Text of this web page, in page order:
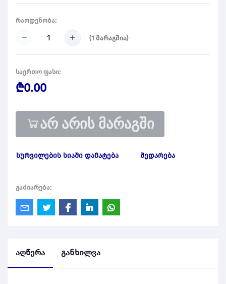
რაოდენობა:
(1 მარაგშია)
საერთო ფასი:
₾0.00
არ არის მარაგში
სურვილების სიაში დამატება შედარება
გაძიარება:
აღწერა განხილვა